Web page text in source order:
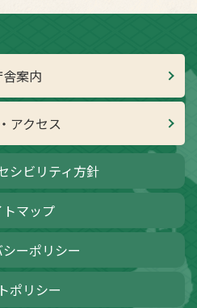
案内
アクセス
シビリティ方針
トマップ
ーポリシー
ポリシー